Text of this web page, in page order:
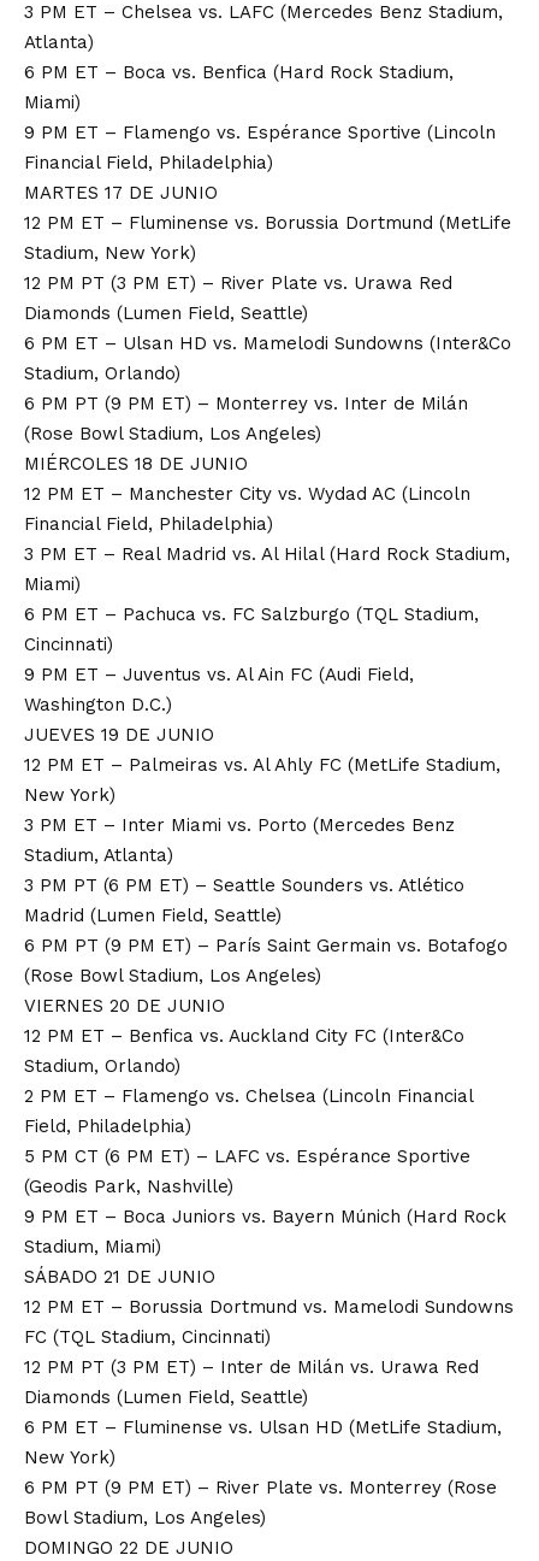
3 PM ET – Chelsea vs. LAFC (Mercedes Benz Stadium,
Atlanta)
6 PM ET – Boca vs. Benfica (Hard Rock Stadium,
Miami)
9 PM ET – Flamengo vs. Espérance Sportive (Lincoln
Financial Field, Philadelphia)
MARTES 17 DE JUNIO
12 PM ET – Fluminense vs. Borussia Dortmund (MetLife
Stadium, New York)
12 PM PT (3 PM ET) – River Plate vs. Urawa Red
Diamonds (Lumen Field, Seattle)
6 PM ET – Ulsan HD vs. Mamelodi Sundowns (Inter&Co
Stadium, Orlando)
6 PM PT (9 PM ET) – Monterrey vs. Inter de Milán
(Rose Bowl Stadium, Los Angeles)
MIÉRCOLES 18 DE JUNIO
12 PM ET – Manchester City vs. Wydad AC (Lincoln
Financial Field, Philadelphia)
3 PM ET – Real Madrid vs. Al Hilal (Hard Rock Stadium,
Miami)
6 PM ET – Pachuca vs. FC Salzburgo (TQL Stadium,
Cincinnati)
9 PM ET – Juventus vs. Al Ain FC (Audi Field,
Washington D.C.)
JUEVES 19 DE JUNIO
12 PM ET – Palmeiras vs. Al Ahly FC (MetLife Stadium,
New York)
3 PM ET – Inter Miami vs. Porto (Mercedes Benz
Stadium, Atlanta)
3 PM PT (6 PM ET) – Seattle Sounders vs. Atlético
Madrid (Lumen Field, Seattle)
6 PM PT (9 PM ET) – París Saint Germain vs. Botafogo
(Rose Bowl Stadium, Los Angeles)
VIERNES 20 DE JUNIO
12 PM ET – Benfica vs. Auckland City FC (Inter&Co
Stadium, Orlando)
2 PM ET – Flamengo vs. Chelsea (Lincoln Financial
Field, Philadelphia)
5 PM CT (6 PM ET) – LAFC vs. Espérance Sportive
(Geodis Park, Nashville)
9 PM ET – Boca Juniors vs. Bayern Múnich (Hard Rock
Stadium, Miami)
SÁBADO 21 DE JUNIO
12 PM ET – Borussia Dortmund vs. Mamelodi Sundowns
FC (TQL Stadium, Cincinnati)
12 PM PT (3 PM ET) – Inter de Milán vs. Urawa Red
Diamonds (Lumen Field, Seattle)
6 PM ET – Fluminense vs. Ulsan HD (MetLife Stadium,
New York)
6 PM PT (9 PM ET) – River Plate vs. Monterrey (Rose
Bowl Stadium, Los Angeles)
DOMINGO 22 DE JUNIO